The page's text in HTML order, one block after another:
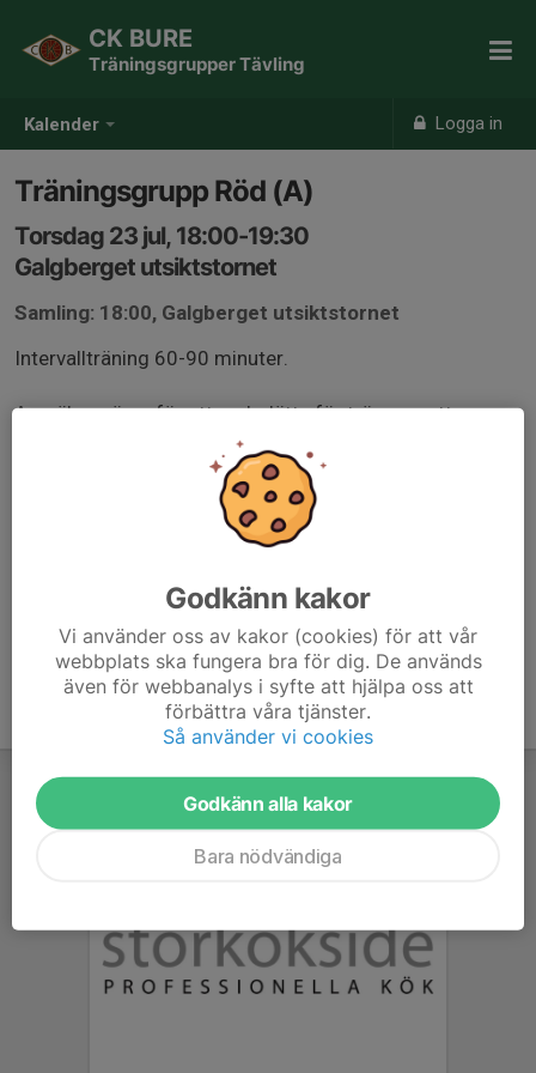
Kalender Logga in
CK BURE
Träningsgrupper Tävling
Träningsgrupp Röd (A)
Torsdag 23 jul, 18:00-19:30
Galgberget utsiktstornet
Samling: 18:00, Galgberget utsiktstornet
Intervallträning 60-90 minuter.
Anmäl er gärna för att underlätta för tränarna att
planera passet, gruppindelning kan komma att ske
beroende på antal och nivå på deltagare.
Medlemmar från andra klubbar är välkomna, kom helst i
Godkänn kakor
Vi använder oss av kakor (cookies) för att vår
webbplats ska fungera bra för dig. De används
även för webbanalys i syfte att hjälpa oss att
förbättra våra tjänster.
Så använder vi cookies
Godkänn alla kakor
Bara nödvändiga